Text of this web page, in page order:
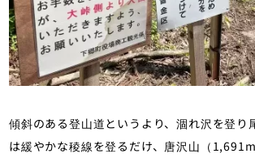
傾斜のある登山道というより、涸れ沢を登り
は緩やかな稜線を登るだけ、唐沢山（